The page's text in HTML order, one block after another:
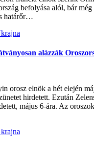
befolyása alól, bár
határőr…
alázzák
orosz elnök a hét elején
hirdetett. Ezután
május 6-ára. Az